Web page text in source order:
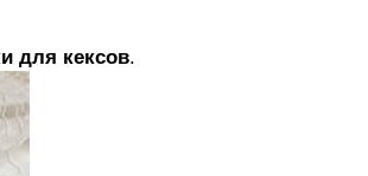
для кексов.